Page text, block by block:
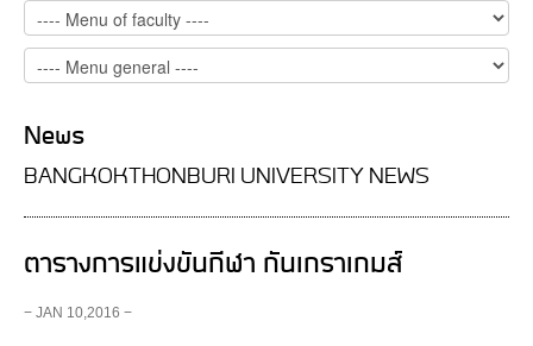
News
BANGKOKTHONBURI UNIVERSITY NEWS
ตารางการแข่งขันกีฬา กันเกราเกมส์
− JAN 10,2016 −